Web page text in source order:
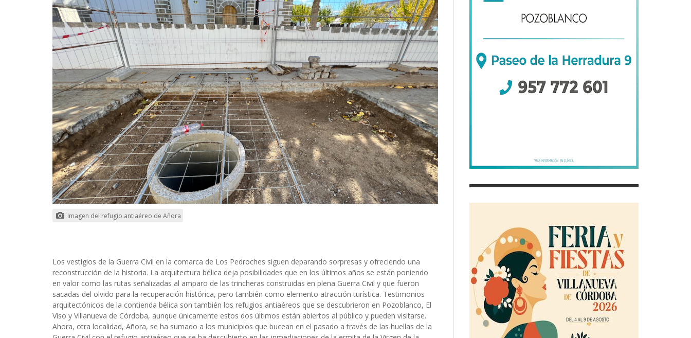
Imagen del refugio antiaéreo de Añora
Los vestigios de la Guerra Civil en la comarca de Los Pedroches siguen deparando sorpresas y ofreciendo una
reconstrucción de la historia. La arquitectura bélica deja posibilidades que en los últimos años se están poniendo
en valor como las rutas señalizadas al amparo de las trincheras construidas en plena Guerra Civil y que fueron
sacadas del olvido para la recuperación histórica, pero también como elemento atracción turística. Testimonios
arquitectónicos de la contienda bélica son también los refugios antiaéreos que se descubrieron en Pozoblanco, El
Viso y Villanueva de Córdoba, aunque únicamente estos dos últimos están abiertos al público y pueden visitarse.
Ahora, otra localidad, Añora, se ha sumado a los municipios que bucean en el pasado a través de las huellas de la